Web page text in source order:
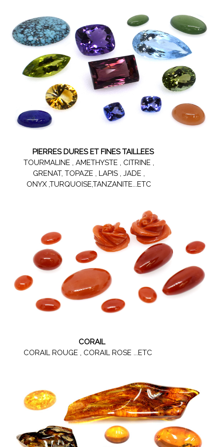
PIERRES DURES ET FINES TAILLEES
TOURMALINE , AMETHYSTE , CITRINE ,
GRENAT, TOPAZE , LAPIS , JADE ,
ONYX ,TURQUOISE,TANZANITE...ETC
CORAIL
CORAIL ROUGE , CORAIL ROSE ...ETC